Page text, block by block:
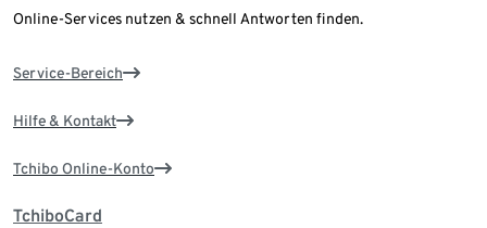
Online-Services nutzen & schnell Antworten finden.
Service-Bereich
Hilfe & Kontakt
Tchibo Online-Konto
TchiboCard